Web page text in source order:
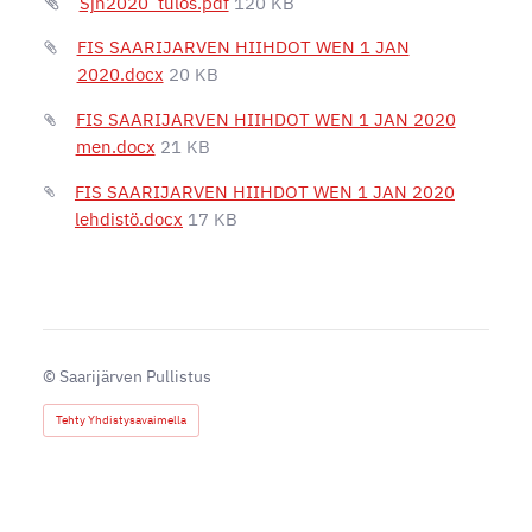
FIS SAARIJARVEN HIIHDOT WEN 1 JAN
2020.docx 20 KB
FIS SAARIJARVEN HIIHDOT WEN 1 JAN 2020
men.docx 21 KB
FIS SAARIJARVEN HIIHDOT WEN 1 JAN 2020
lehdistö.docx 17 KB
© Saarijärven Pullistus
Tehty Yhdistysavaimella